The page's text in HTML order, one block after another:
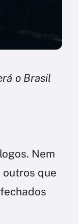
o Brasil
Nem
outros que